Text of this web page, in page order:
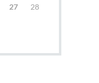
27
28